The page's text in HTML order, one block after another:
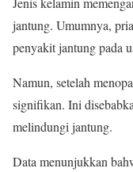
jantung. Umumnya,
penyakit jantung pada
Namun, setelah
signifikan. Ini
melindungi jantung.
Data menunjukkan